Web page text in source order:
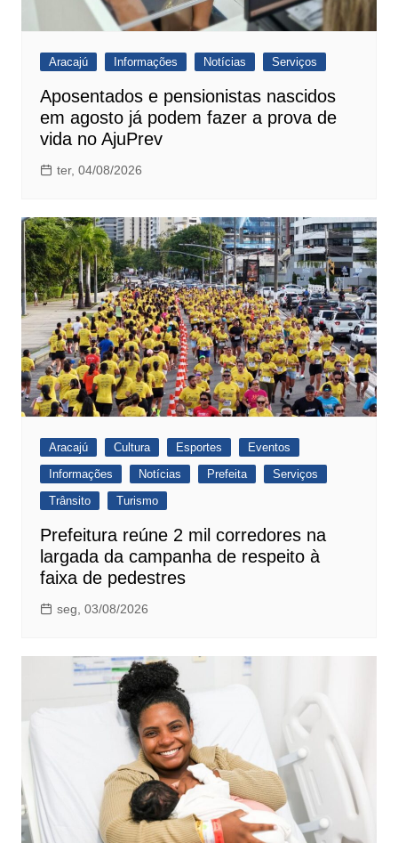
Aracajú Informações Notícias Serviços
Aposentados e pensionistas nascidos
em agosto já podem fazer a prova de
vida no AjuPrev
ter, 04/08/2026
Aracajú Cultura Esportes
Eventos
Informações
Notícias Prefeita
Serviços
Trânsito
Turismo
Prefeitura reúne 2 mil corredores na
largada da campanha de respeito à
faixa de pedestres
seg, 03/08/2026